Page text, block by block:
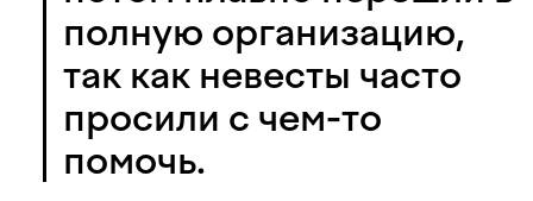
полную организацию,
так как невесты часто
просили с чем-то
помочь.